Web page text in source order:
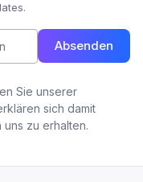
Absenden
Sie unserer
sich damit
zu erhalten.